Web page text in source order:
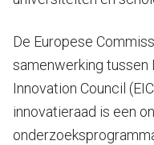
De Europese
samenwerking tussen
Innovation Council
innovatieraad is een